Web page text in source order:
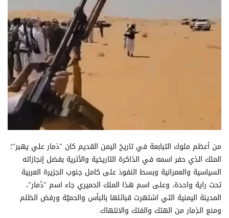
من أعظم ملوك التبابعة في تاريخ اليمن القديم كان "ذمار علي يهبر"؛
الملك الذي حفر اسمه في الذاكرة التاريخية والأثرية بفضل إنجازاته
السياسية والعمرانية وبسط النفوذ على كامل جنوب الجزيرة العربية
تحت راية واحدة، وعلى اسم هذا الملك الحميري جاء اسم "ذَمار"،
المدينة اليمنية التي اشتهرت قبائلها بالبأس والحميّة ورفض الظلم
ومنع الذِمار من الهتك والفتك والانتهاك.